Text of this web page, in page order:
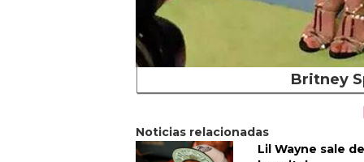
Britney
Noticias relacionadas
Lil Wayne sale